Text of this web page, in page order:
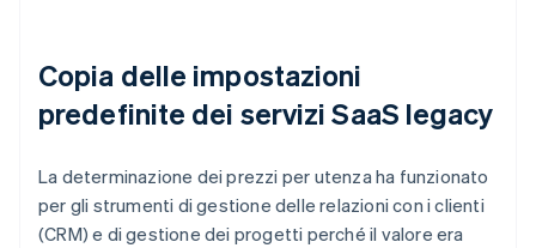
Copia delle impostazioni
predefinite dei servizi SaaS legacy
La determinazione dei prezzi per utenza ha funzionato
per gli strumenti di gestione delle relazioni con i clienti
(CRM) e di gestione dei progetti perché il valore era